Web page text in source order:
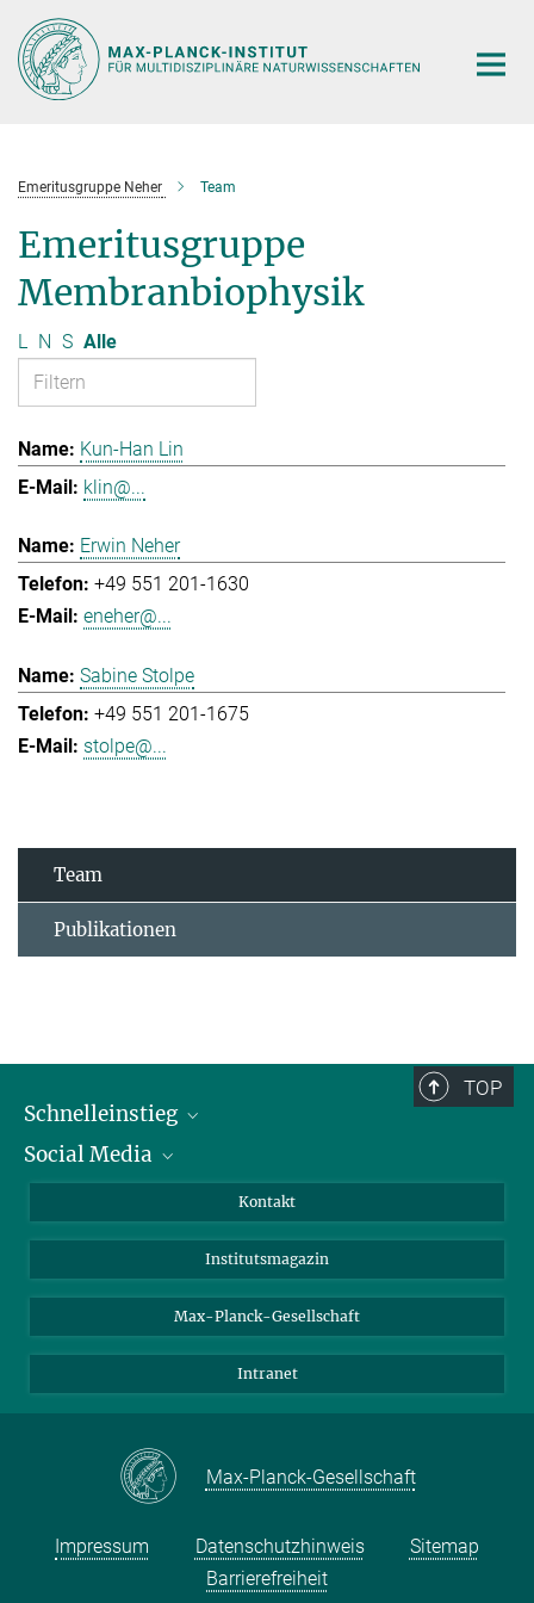
Hauptinhalt
Emeritusgruppe Neher Team
Emeritusgruppe
Membranbiophysik
L N S Alle
Kun-Han Lin
klin@...
Erwin Neher
+49 551 201-1630
eneher@...
Sabine Stolpe
+49 551 201-1675
stolpe@...
Team
Publikationen
TOP
Schnelleinstieg
Alumni
Schulen
Studierende
Social Media
Facebook
YouTube
Kontakt
Institutsmagazin
Max-Planck-Gesellschaft
Intranet
Max-Planck-Gesellschaft
Impressum Datenschutzhinweis
Sitemap
Barrierefreiheit